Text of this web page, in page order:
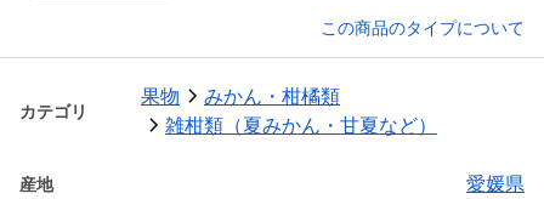
この商品のタイプについて
カテゴリ
果物
みかん・柑橘類
雑柑類（夏みかん・甘夏など）
産地 愛媛県